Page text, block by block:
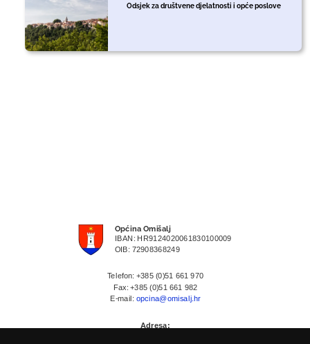
Odsjek za društvene djelatnosti i opće poslove
Općina Omišalj
IBAN: HR9124020061830100009
OIB: 72908368249
Telefon: +385 (0)51 661 970
Fax: +385 (0)51 661 982
E-mail: opcina@omisalj.hr
Adresa: